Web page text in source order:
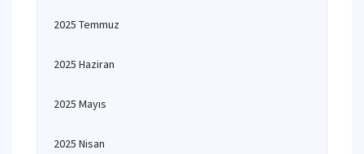
2025 Temmuz
2025 Haziran
2025 Mayıs
2025 Nisan